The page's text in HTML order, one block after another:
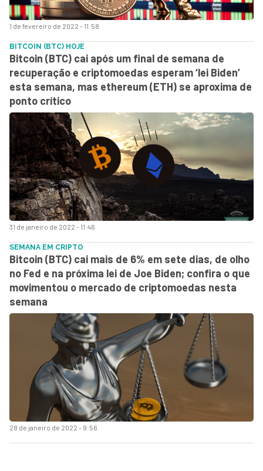
1 de fevereiro de 2022 - 11:58
31 de janeiro de 2022 - 11:46
BITCOIN (BTC) HOJE
Bitcoin (BTC) cai após um final de semana de
recuperação e criptomoedas esperam ‘lei Biden’
esta semana, mas ethereum (ETH) se aproxima de
ponto crítico
28 de janeiro de 2022 - 9:56
SEMANA EM CRIPTO
Bitcoin (BTC) cai mais de 6% em sete dias, de olho
no Fed e na próxima lei de Joe Biden; confira o que
movimentou o mercado de criptomoedas nesta
semana